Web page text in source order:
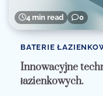
4 min read 0
BATERIE
Innowacyjne
łazienkowych.